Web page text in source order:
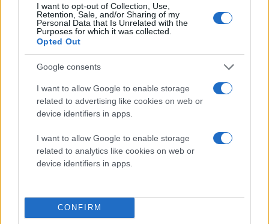
I want to opt-out of Collection, Use,
Retention, Sale, and/or Sharing of my
Personal Data that Is Unrelated with the
Purposes for which it was collected.
Opted Out
Google consents
I want to allow Google to enable storage
related to advertising like cookies on web or
device identifiers in apps.
I want to allow Google to enable storage
related to analytics like cookies on web or
device identifiers in apps.
CONFIRM
Διαβάστε περισσότερα
Δευτέρα 03 Αυγ 2026, 22:12
Τεχνητή Νοημοσύνη: Οι
Λευκό Οίκο για να
συζητήσουν την